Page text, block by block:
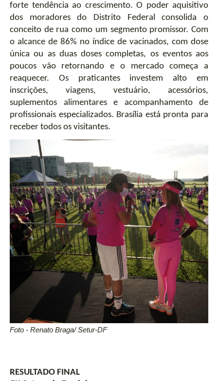
forte tendência ao crescimento. O poder aquisitivo
dos moradores do Distrito Federal consolida o
conceito de rua como um segmento promissor. Com
o alcance de 86% no índice de vacinados, com dose
única ou as duas doses completas, os eventos aos
poucos vão retornando e o mercado começa a
reaquecer. Os praticantes investem alto em
inscrições, viagens, vestuário, acessórios,
suplementos alimentares e acompanhamento de
profissionais especializados. Brasília está pronta para
receber todos os visitantes.
Foto - Renato Braga/ Setur-DF
RESULTADO FINAL